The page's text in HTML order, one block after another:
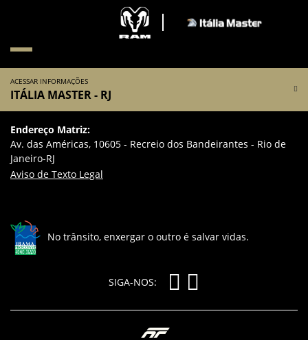
ACESSAR INFORMAÇÕES
ITÁLIA MASTER - RJ
Endereço Matriz:
Av. das Américas, 10605 - Recreio dos Bandeirantes - Rio de
Janeiro-RJ
Aviso de Texto Legal
No trânsito, enxergar o outro é salvar vidas.
SIGA-NOS: